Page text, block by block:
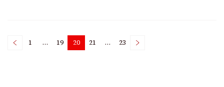
Posts
Page
1 … Page
19 Page
20 Page
21 … Page
23